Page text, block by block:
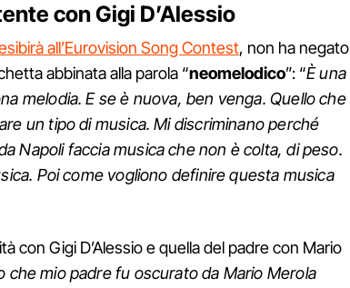
con Gigi D’Alessio
all’Eurovision Song Contest, non ha negato
abbinata alla parola “neomelodico”: “È una
melodia. E se è nuova, ben venga. Quello che
un tipo di musica. Mi discriminano perché
Napoli faccia musica che non è colta, di peso.
Poi come vogliono definire questa musica
con Gigi D’Alessio e quella del padre con Mario
che mio padre fu oscurato da Mario Merola